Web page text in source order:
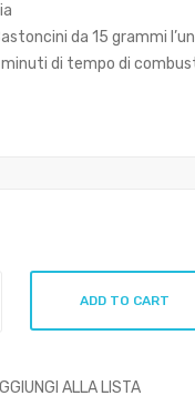
da 15 grammi
di tempo di
ADD TO CART
ALLA LISTA